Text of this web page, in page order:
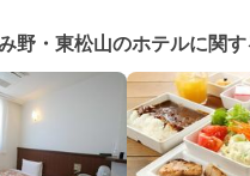
野・東松山のホテルに関